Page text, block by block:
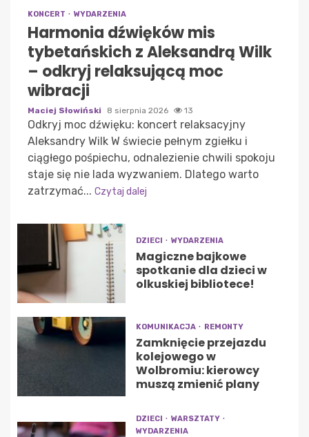
KONCERT WYDARZENIA
Harmonia dźwięków mis
tybetańskich z Aleksandrą Wilk
– odkryj relaksującą moc
wibracji
Maciej Słowiński 8 sierpnia 2026 13
Odkryj moc dźwięku: koncert relaksacyjny
Aleksandry Wilk W świecie pełnym zgiełku i
ciągłego pośpiechu, odnalezienie chwili spokoju
staje się nie lada wyzwaniem. Dlatego warto
zatrzymać... Czytaj dalej
DZIECI WYDARZENIA
Magiczne bajkowe
spotkanie dla dzieci w
olkuskiej bibliotece!
KOMUNIKACJA REMONTY
Zamknięcie przejazdu
kolejowego w
Wolbromiu: kierowcy
muszą zmienić plany
DZIECI
WARSZTATY
WYDARZENIA